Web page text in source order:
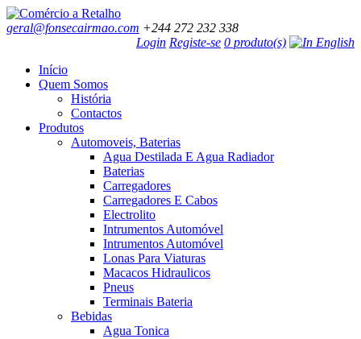
geral@fonsecairmao.com +244 272 232 338
Login Registe-se 0 produto(s)
Início
Quem Somos
História
Contactos
Produtos
Automoveis, Baterias
Agua Destilada E Agua Radiador
Baterias
Carregadores
Carregadores E Cabos
Electrolito
Intrumentos Automóvel
Intrumentos Automóvel
Lonas Para Viaturas
Macacos Hidraulicos
Pneus
Terminais Bateria
Bebidas
Agua Tonica